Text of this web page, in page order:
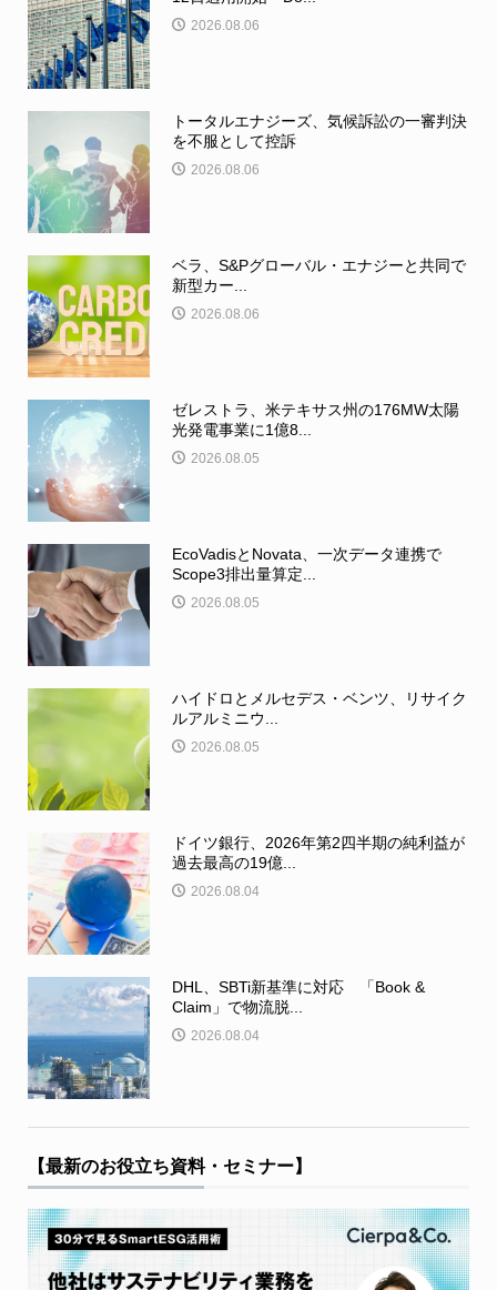
2026.08.06
トータルエナジーズ、気候訴訟の一審判決
を不服として控訴
2026.08.06
ベラ、S&Pグローバル・エナジーと共同で
新型カー...
2026.08.06
ゼレストラ、米テキサス州の176MW太陽
光発電事業に1億8...
2026.08.05
EcoVadisとNovata、一次データ連携で
Scope3排出量算定...
2026.08.05
ハイドロとメルセデス・ベンツ、リサイク
ルアルミニウ...
2026.08.05
ドイツ銀行、2026年第2四半期の純利益が
過去最高の19億...
2026.08.04
DHL、SBTi新基準に対応 「Book &
Claim」で物流脱...
2026.08.04
【最新のお役立ち資料・セミナー】